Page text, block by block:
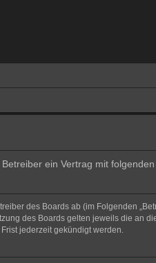
ein Vertrag mit
des Boards ab (im Folgenden
des Boards gelten jeweils die an
jederzeit gekündigt werden.